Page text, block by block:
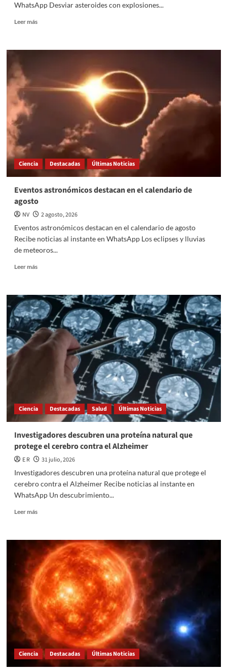
WhatsApp Desviar asteroides con explosiones...
Leer másRead
Nueva
asteroides
Ciencia Destacadas Últimas Noticias
Eventos astronómicos destacan en el calendario de
agosto
NV
2 agosto, 2026
Eventos astronómicos destacan en el calendario de agosto
Recibe noticias al instante en WhatsApp Los eclipses y lluvias
de meteoros...
Leer másRead
Eventos
astronómicos
destacan
en
el
calendario
de
Ciencia Destacadas Salud Últimas Noticias
Investigadores descubren una proteína natural que
protege el cerebro contra el Alzheimer
E R
31 julio, 2026
Investigadores descubren una proteína natural que protege el
cerebro contra el Alzheimer Recibe noticias al instante en
WhatsApp Un descubrimiento...
Leer másRead
Investigadores
descubren
una
proteína
natural
que
protege
el
cerebro
contra
el
Alzheimer
Ciencia Destacadas Últimas Noticias